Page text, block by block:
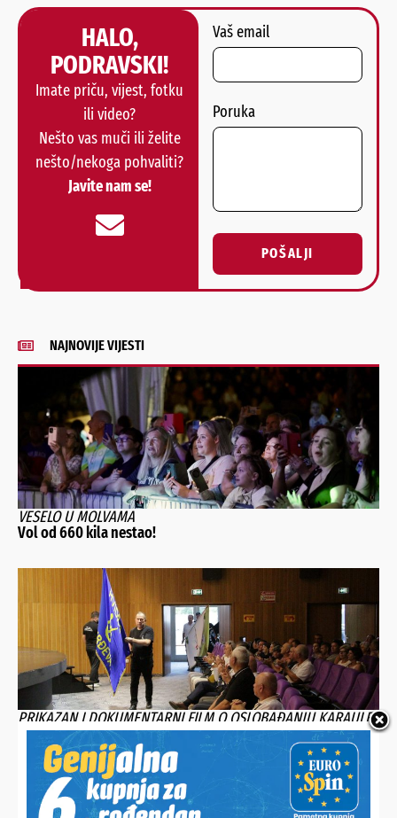
HALO,
PODRAVSKI!
Imate priču, vijest, fotku
ili video?
Nešto vas muči ili želite
nešto/nekoga pohvaliti?
Javite nam se!
Vaš email
Poruka
POŠALJI
Alternative:
NAJNOVIJE VIJESTI
VESELO U MOLVAMA
Vol od 660 kila nestao!
PRIKAZAN I DOKUMENTARNI FILM O OSLOBAĐANJU KARAULE
U FERDINANDOVCU
Slavi se 35. obljetnica osnutka podravskih braniteljskih
postrojbi